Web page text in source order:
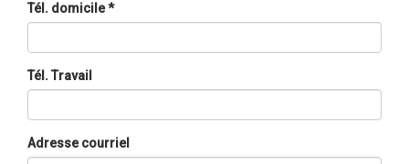
Tél. domicile*
Tél. Travail
Adresse courriel